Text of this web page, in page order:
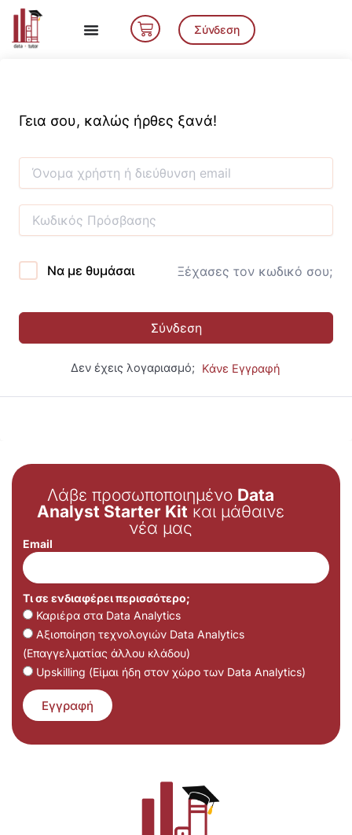
Μετάβαση
περιεχόμενο
Cart Σύνδεση
Γεια σου, καλώς ήρθες ξανά!
Να με θυμάσαι Ξέχασες τον κωδικό σου;
Σύνδεση
Δεν έχεις λογαριασμό; Κάνε Εγγραφή
Λάβε προσωποποιημένο Data
Analyst Starter Kit και μάθαινε
νέα μας
Email
Τι σε ενδιαφέρει περισσότερο;
Καριέρα στα Data Analytics
Αξιοποίηση τεχνολογιών Data Analytics
(Επαγγελματίας άλλου κλάδου)
Upskilling (Είμαι ήδη στον χώρο των Data Analytics)
Εγγραφή